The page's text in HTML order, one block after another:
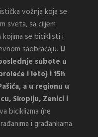
vožnja koja se
sveta, sa ciljem
se biciklisti i
saobraćaju. U
subote u
i leto) i 15h
a u regionu u
Skoplju, Zenici i
biciklizma (ne
i građankama